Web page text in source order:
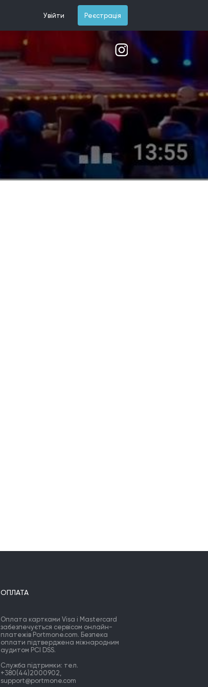
Увійти Реєстрація
ОПЛАТА
Оплата картками Visa і Mastercard
забезпечується сервісом онлайн-
платежів Portmone.com. Безпека
оплати підтверджена міжнародним
аудитом PCI DSS.
Служба підтримки: тел.
+380(44)2000902,
support@portmone.com